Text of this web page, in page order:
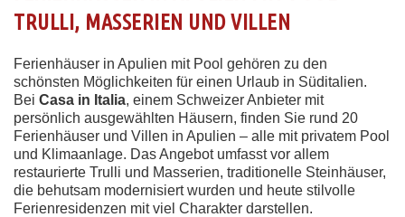
TRULLI, MASSERIEN UND VILLEN
Ferienhäuser in Apulien mit Pool gehören zu den
schönsten Möglichkeiten für einen Urlaub in Süditalien.
Bei Casa in Italia, einem Schweizer Anbieter mit
persönlich ausgewählten Häusern, finden Sie rund 20
Ferienhäuser und Villen in Apulien – alle mit privatem Pool
und Klimaanlage. Das Angebot umfasst vor allem
restaurierte Trulli und Masserien, traditionelle Steinhäuser,
die behutsam modernisiert wurden und heute stilvolle
Ferienresidenzen mit viel Charakter darstellen.